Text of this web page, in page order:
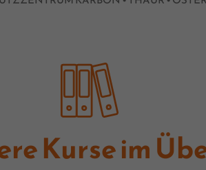
Kurse im